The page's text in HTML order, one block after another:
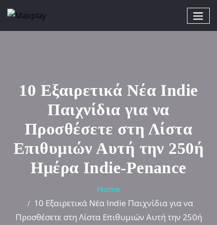
10 Εξαιρετικά Νέα Indie
Παιχνίδια για να
Προσθέσετε στη Λίστα
Επιθυμιών Αυτή την 250ή
Ημέρα Indie-Penance
Home
10 Εξαιρετικά Νέα Indie Παιχνίδια για να
Προσθέσετε στη Λίστα Επιθυμιών Αυτή την 250ή